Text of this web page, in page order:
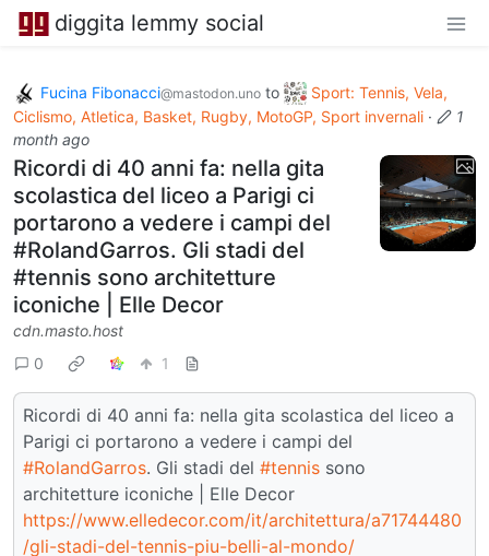
diggita lemmy social
Fucina Fibonacci@mastodon.uno to
Sport: Tennis, Vela,
Ciclismo, Atletica, Basket, Rugby, MotoGP, Sport invernali ·
1
month ago
Ricordi di 40 anni fa: nella gita
scolastica del liceo a Parigi ci
portarono a vedere i campi del
#RolandGarros. Gli stadi del
#tennis sono architetture
iconiche | Elle Decor
cdn.masto.host
0
1
Ricordi di 40 anni fa: nella gita scolastica del liceo a
Parigi ci portarono a vedere i campi del
#RolandGarros. Gli stadi del #tennis sono
architetture iconiche | Elle Decor
https://www.elledecor.com/it/architettura/a71744480
/gli-stadi-del-tennis-piu-belli-al-mondo/